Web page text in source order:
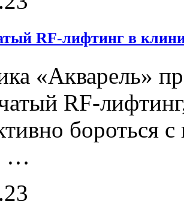
RF-лифтинг в
«Акварель»
RF-
бороться
…